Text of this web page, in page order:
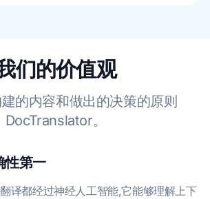
们的价值观
的内容和做出的决策的原则
DocTranslator。
性第一
译都经过神经人工智能,它能够理解上下